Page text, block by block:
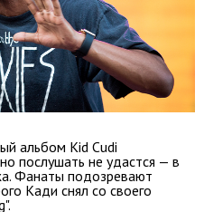
альбом Kid Cudi
послушать не удастся — в
Фанаты подозревают
Кади снял со своего